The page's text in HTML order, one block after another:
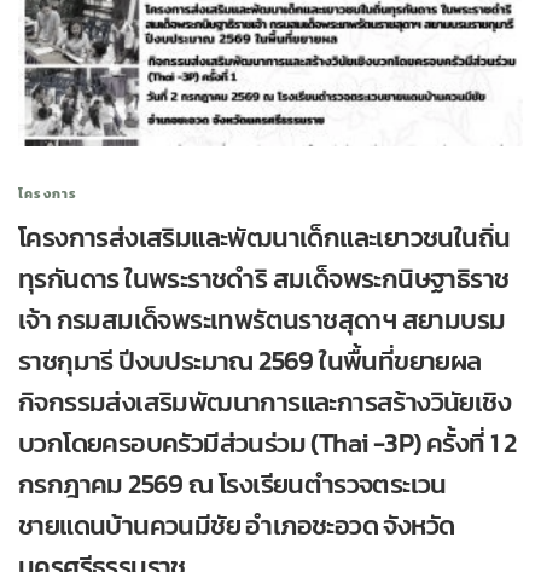
โครงการ
โครงการส่งเสริมและพัฒนาเด็กและเยาวชนในถิ่น
ทุรกันดาร ในพระราชดำริ สมเด็จพระกนิษฐาธิราช
เจ้า กรมสมเด็จพระเทพรัตนราชสุดาฯ สยามบรม
ราชกุมารี ปีงบประมาณ 2569 ในพื้นที่ขยายผล
กิจกรรมส่งเสริมพัฒนาการและการสร้างวินัยเชิง
บวกโดยครอบครัวมีส่วนร่วม (Thai -3P) ครั้งที่ 1 2
กรกฎาคม 2569 ณ โรงเรียนตำรวจตระเวน
ชายแดนบ้านควนมีชัย อำเภอชะอวด จังหวัด